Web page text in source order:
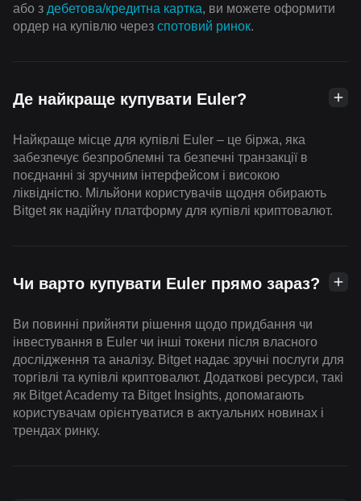
або з дебетова/кредитна картка, ви можете оформити
ордер на купівлю через спотовий ринок.
Де найкраще купувати Euler?
Найкраще місце для купівлі Euler – це біржа, яка
забезпечує безпроблемні та безпечні транзакції в
поєднанні зі зручним інтерфейсом і високою
ліквідністю. Мільйони користувачів щодня обирають
Bitget як надійну платформу для купівлі криптовалют.
Чи варто купувати Euler прямо зараз?
Ви повинні прийняти рішення щодо придбання чи
інвестування в Euler чи інші токени після власного
дослідження та аналізу. Bitget надає зручні послуги для
торгівлі та купівлі криптовалют. Додаткові ресурси, такі
як Bitget Academy та Bitget Insights, допомагають
користувачам орієнтуватися в актуальних новинах і
трендах ринку.